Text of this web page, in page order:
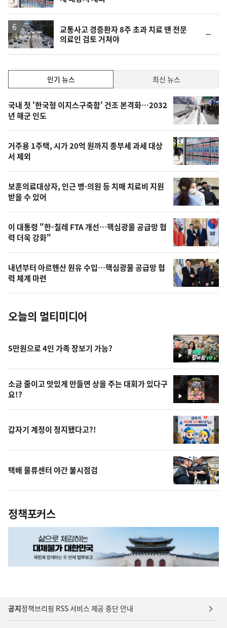
일
교통사고 경증환자 8주 초과 치료 땐 전문
의료인 검토 거쳐야
일
기,
최
신,
오
늘
의
영
상
오
늘
의
사
진
인기 뉴스 최신 뉴스
기
뉴
스
국내 첫 '한국형 이지스구축함' 건조 본격화…2032
년 해군 인도
거주용 1주택, 시가 20억 원까지 종부세 과세 대상
서 제외
보훈의료대상자, 인근 병·의원 등 치매 치료비 지원
받을 수 있어
이 대통령 "한-칠레 FTA 개선…핵심광물 공급망 협
력 더욱 강화"
내년부터 아르헨산 원유 수입…핵심광물 공급망 협
력 체계 마련
오늘의 멀티미디어
영
상
5만원으로 4인 가족 장보기 가능?
영
상
소금 줄이고 맛있게 만들면 상을 주는 대회가 있다구
요!?
갑자기 계정이 정지됐다고?!
택배 물류센터 야간 불시점검
정책포커스
공지정책브리핑 RSS 서비스 제공 중단 안내